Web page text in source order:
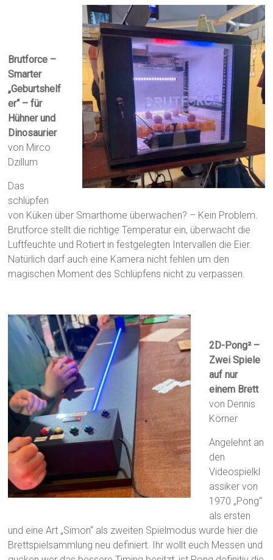
Brutforce –
Smarter
„Geburtshelf
er“ – für
Hühner und
Dinosaurier
von Mirco
Dzillum
Das
schlüpfen
von Küken über Smarthome überwachen? – Kein Problem.
Brutforce stellt die richtige Temperatur ein, überwacht die
Luftfeuchte und Rotiert in festgelegten Intervallen die Eier.
Natürlich darf auch eine Kamera nicht fehlen um den
magischen Moment des Schlüpfens nicht zu verpassen.
2D-Pong² –
Zwei Spiele
auf nur
einem Brett
von Dennis
Körner
Angelehnt an
den
Videospielkl
assiker von
1970 „Pong“
als ersten
und eine Art „Simon“ als zweiten Spielmodus wurde hier die
Brettspielsammlung neu definiert. Ihr wollt euch Messen und